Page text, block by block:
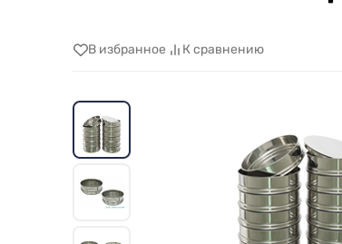
В избранное К сравнению